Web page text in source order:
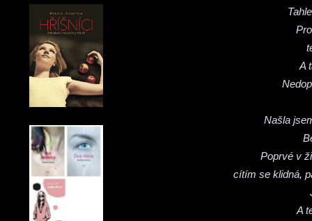
A
Našla
Poprvé v
cítím se klidná,
A